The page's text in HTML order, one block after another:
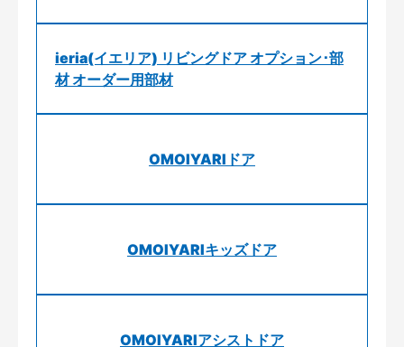
ieria(イエリア) リビングドア オプション･部
材 オーダー用部材
OMOIYARIドア
OMOIYARIキッズドア
OMOIYARIアシストドア